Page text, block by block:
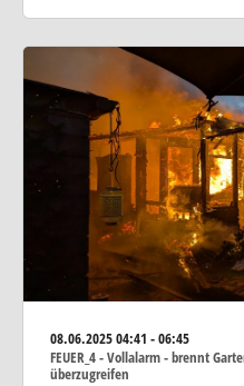
08.06.202504:41 - 06:45
FEUER_4 - Vollalarm - brennt
überzugreifen